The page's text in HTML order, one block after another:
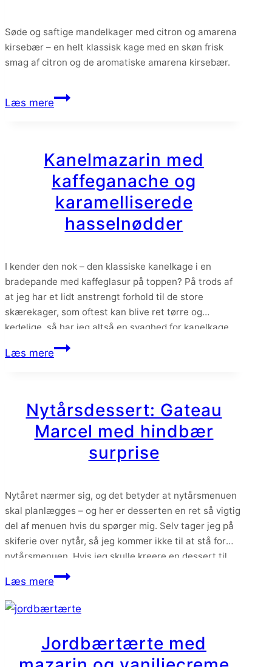
Søde og saftige mandelkager med citron og amarena
kirsebær – en helt klassisk kage med en skøn frisk
smag af citron og de aromatiske amarena kirsebær.
Læs mereMandelkager
amarena
kirsebær
Kanelmazarin med
kaffeganache og
karamelliserede
hasselnødder
I kender den nok – den klassiske kanelkage i en
bradepande med kaffeglasur på toppen? På trods af
at jeg har et lidt anstrengt forhold til de store
skærekager, som oftest kan blive ret tørre og
kedelige, så har jeg altså en svaghed for kanelkage.
Derfor har jeg pimpet den klassiske kanelkage og
lavet en…
Læs mereKanelmazarin
karamelliserede
hasselnødder
Nytårsdessert: Gateau
Marcel med hindbær
surprise
Nytåret nærmer sig, og det betyder at nytårsmenuen
skal planlægges – og her er desserten en ret så vigtig
del af menuen hvis du spørger mig. Selv tager jeg på
skiferie over nytår, så jeg kommer ikke til at stå for
nytårsmenuen. Hvis jeg skulle kreere en dessert til
nytår, så er jeg ikke i tvivl om…
Læs mereNytårsdessert:
Marcel
hindbær
surprise
Jordbærtærte med